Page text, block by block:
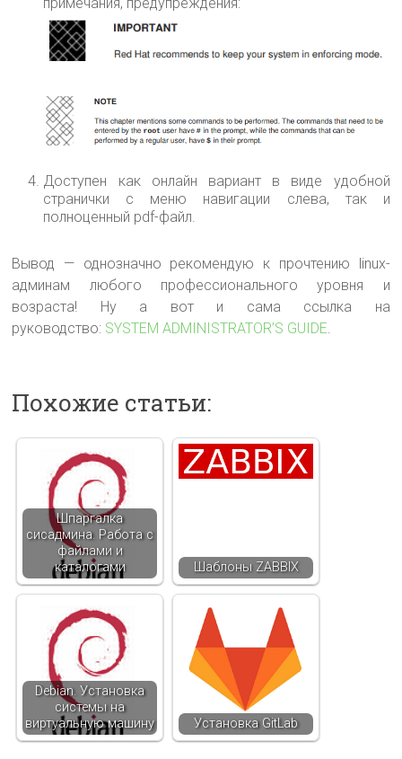
примечания, предупреждения:
Доступен как онлайн вариант в виде удобной
странички с меню навигации слева, так и
полноценный pdf-файл.
Вывод — однозначно рекомендую к прочтению linux-
админам любого профессионального уровня и
возраста! Ну а вот и сама ссылка на
руководство: SYSTEM ADMINISTRATOR’S GUIDE
Похожие статьи:
Шпаргалка
сисадмина. Работа с
файлами и
каталогами
Шаблоны ZABBIX
Debian. Установка
системы на
виртуальную машину
Установка GitLab